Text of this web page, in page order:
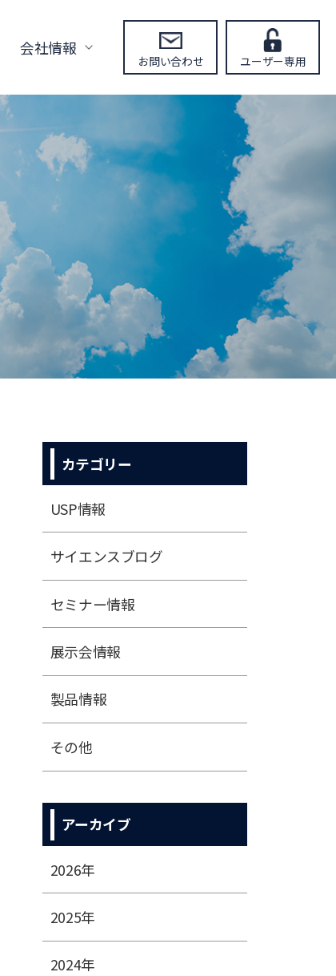
会社情報
お問い合わせ ユーザー専用
カテゴリー
USP情報
サイエンスブログ
セミナー情報
展⽰会情報
製品情報
その他
アーカイブ
2026年
2025年
2024年